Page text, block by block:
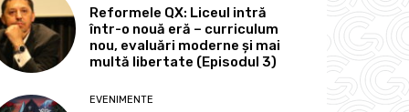
Reformele QX: Liceul intră
într-o nouă eră – curriculum
nou, evaluări moderne și mai
multă libertate (Episodul 3)
EVENIMENTE